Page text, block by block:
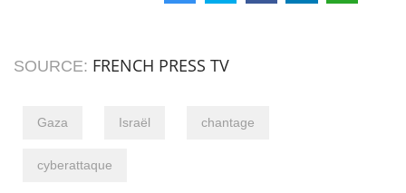
SOURCE: FRENCH PRESS TV
Gaza Israël chantage
cyberattaque